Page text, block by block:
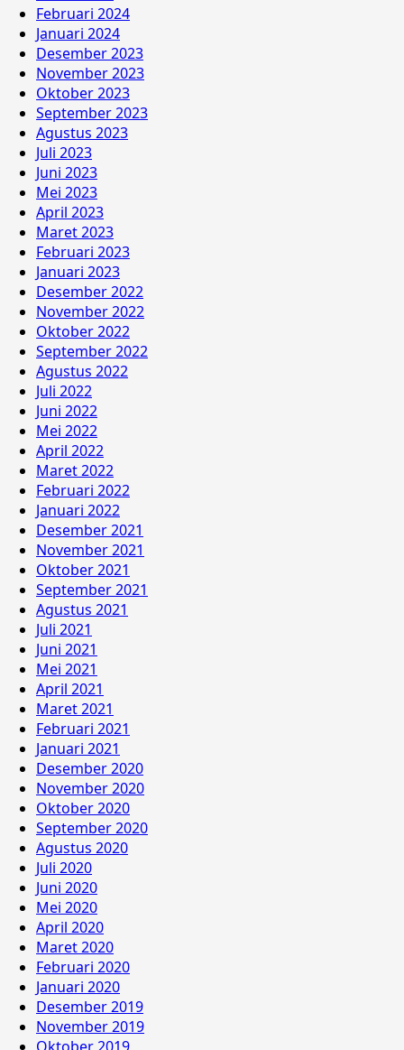
Februari 2024
Januari 2024
Desember 2023
November 2023
Oktober 2023
September 2023
Agustus 2023
Juli 2023
Juni 2023
Mei 2023
April 2023
Maret 2023
Februari 2023
Januari 2023
Desember 2022
November 2022
Oktober 2022
September 2022
Agustus 2022
Juli 2022
Juni 2022
Mei 2022
April 2022
Maret 2022
Februari 2022
Januari 2022
Desember 2021
November 2021
Oktober 2021
September 2021
Agustus 2021
Juli 2021
Juni 2021
Mei 2021
April 2021
Maret 2021
Februari 2021
Januari 2021
Desember 2020
November 2020
Oktober 2020
September 2020
Agustus 2020
Juli 2020
Juni 2020
Mei 2020
April 2020
Maret 2020
Februari 2020
Januari 2020
Desember 2019
November 2019